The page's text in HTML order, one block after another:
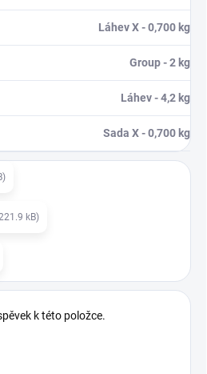
Láhev X - 0,700 kg
Group - 2 kg
Láhev - 4,2 kg
Sada X - 0,700 kg
kB)
k této položce.